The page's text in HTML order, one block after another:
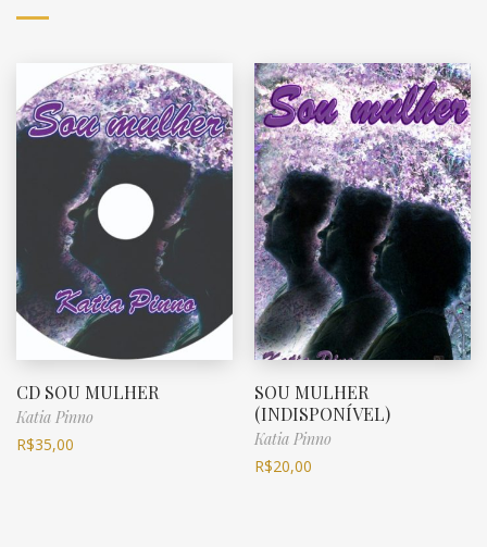
CD SOU MULHER
Katia Pinno
R$35,00
SOU MULHER
(INDISPONÍVEL)
Katia Pinno
R$20,00